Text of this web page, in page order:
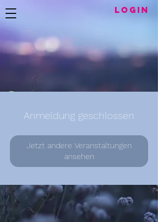
LogIN
Anmeldung geschlossen
Jetzt andere Veranstaltungen
ansehen